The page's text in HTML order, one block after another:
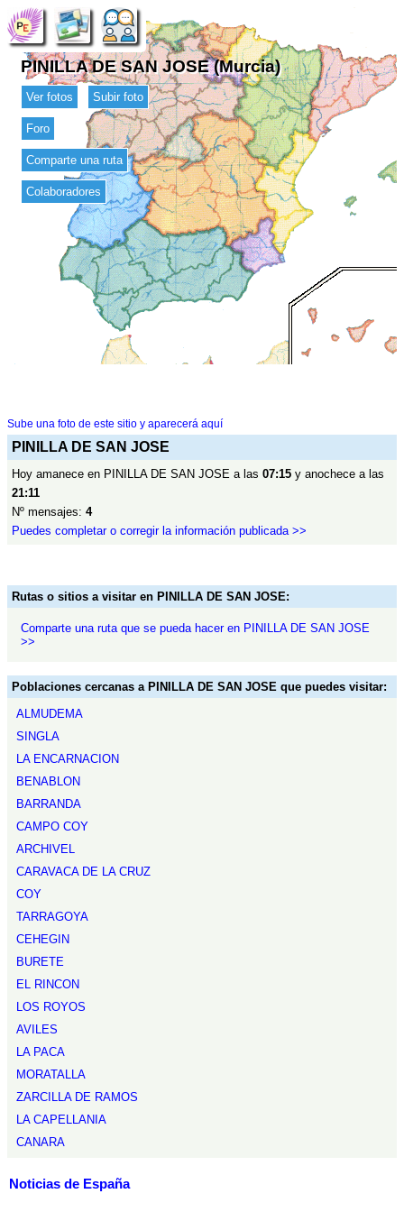
PINILLA DE SAN JOSE (Murcia)
Ver fotos Subir foto
Foro
Comparte una ruta
Colaboradores
Sube una foto de este sitio y aparecerá aquí
PINILLA DE SAN JOSE
Hoy amanece en PINILLA DE SAN JOSE a las 07:15 y anochece a las
21:11
Nº mensajes: 4
Puedes completar o corregir la información publicada >>
Rutas o sitios a visitar en PINILLA DE SAN JOSE:
Comparte una ruta que se pueda hacer en PINILLA DE SAN JOSE
>>
Poblaciones cercanas a PINILLA DE SAN JOSE que puedes visitar:
ALMUDEMA
SINGLA
LA ENCARNACION
BENABLON
BARRANDA
CAMPO COY
ARCHIVEL
CARAVACA DE LA CRUZ
COY
TARRAGOYA
CEHEGIN
BURETE
EL RINCON
LOS ROYOS
AVILES
LA PACA
MORATALLA
ZARCILLA DE RAMOS
LA CAPELLANIA
CANARA
Noticias de España